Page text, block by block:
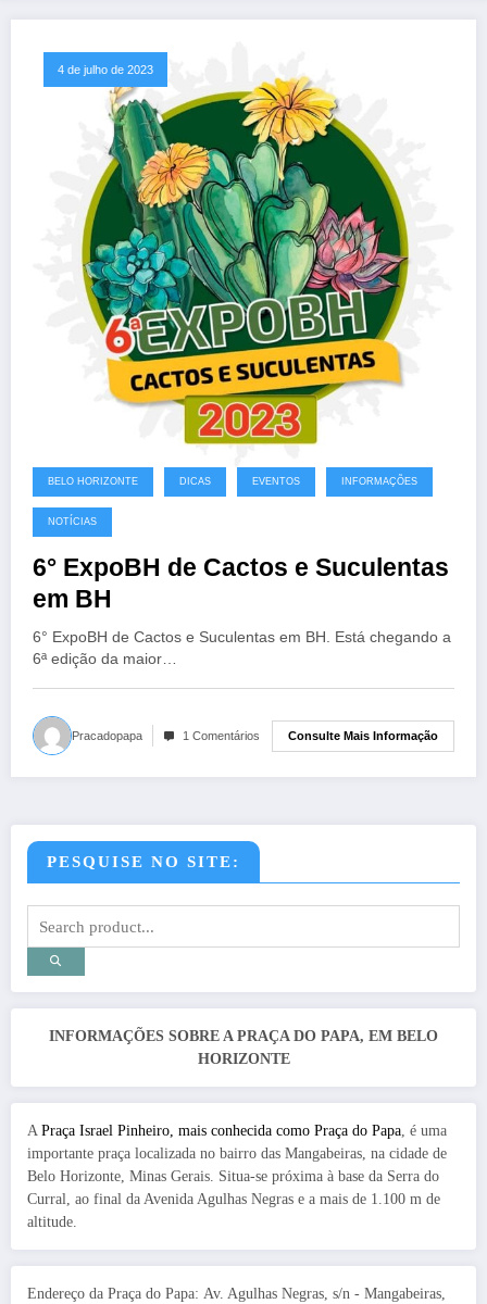
4 de julho de 2023
BELO HORIZONTE DICAS EVENTOS INFORMAÇÕES
NOTÍCIAS
6° ExpoBH de Cactos e Suculentas
em BH
6° ExpoBH de Cactos e Suculentas em BH. Está chegando a
6ª edição da maior…
Pracadopapa 1 Comentários Consulte Mais Informação
PESQUISE NO SITE:
INFORMAÇÕES SOBRE A PRAÇA DO PAPA, EM BELO
HORIZONTE
A Praça Israel Pinheiro, mais conhecida como Praça do Papa, é uma
importante praça localizada no bairro das Mangabeiras, na cidade de
Belo Horizonte, Minas Gerais. Situa-se próxima à base da Serra do
Curral, ao final da Avenida Agulhas Negras e a mais de 1.100 m de
altitude.
Endereço da Praça do Papa: Av. Agulhas Negras, s/n - Mangabeiras,